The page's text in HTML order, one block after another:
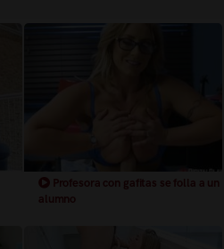
Profesora con gafitas se folla a un
alumno